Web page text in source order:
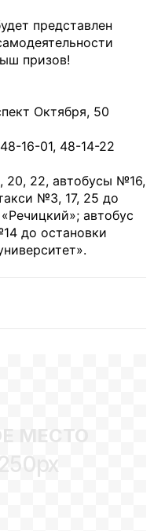
представлен
призов!
Октября, 50
16-01, 48-14-22
20, 22, автобусы №16,
№3, 17, 25 до
автобус
до остановки
МЕСТО